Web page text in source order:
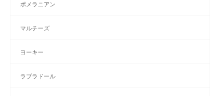
ポメラニアン
マルチーズ
ヨーキー
ラブラドール